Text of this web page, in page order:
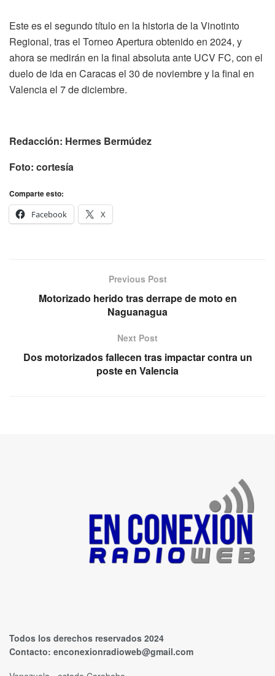
Este es el segundo título en la historia de la Vinotinto
Regional, tras el Torneo Apertura obtenido en 2024, y
ahora se medirán en la final absoluta ante UCV FC, con el
duelo de ida en Caracas el 30 de noviembre y la final en
Valencia el 7 de diciembre.
Redacción: Hermes Bermúdez
Foto: cortesía
Comparte esto:
Facebook
X
Previous Post
Motorizado herido tras derrape de moto en
Naguanagua
Next Post
Dos motorizados fallecen tras impactar contra un
poste en Valencia
Todos los derechos reservados 2024
Contacto: enconexionradioweb@gmail.com